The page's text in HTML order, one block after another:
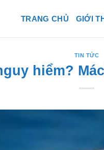
TRANG CHỦ GIỚI
TIN TỨC
hiểm?